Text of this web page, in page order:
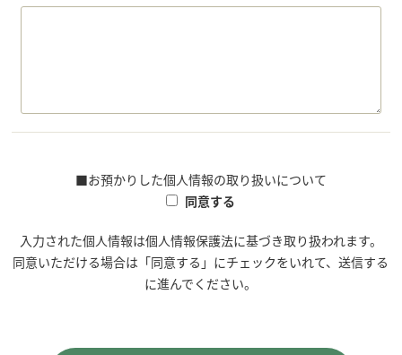
■お預かりした個人情報の取り扱いについて
同意する
入力された個人情報は個人情報保護法に基づき取り扱われます。
同意いただける場合は「同意する」にチェックをいれて、送信する
に進んでください。